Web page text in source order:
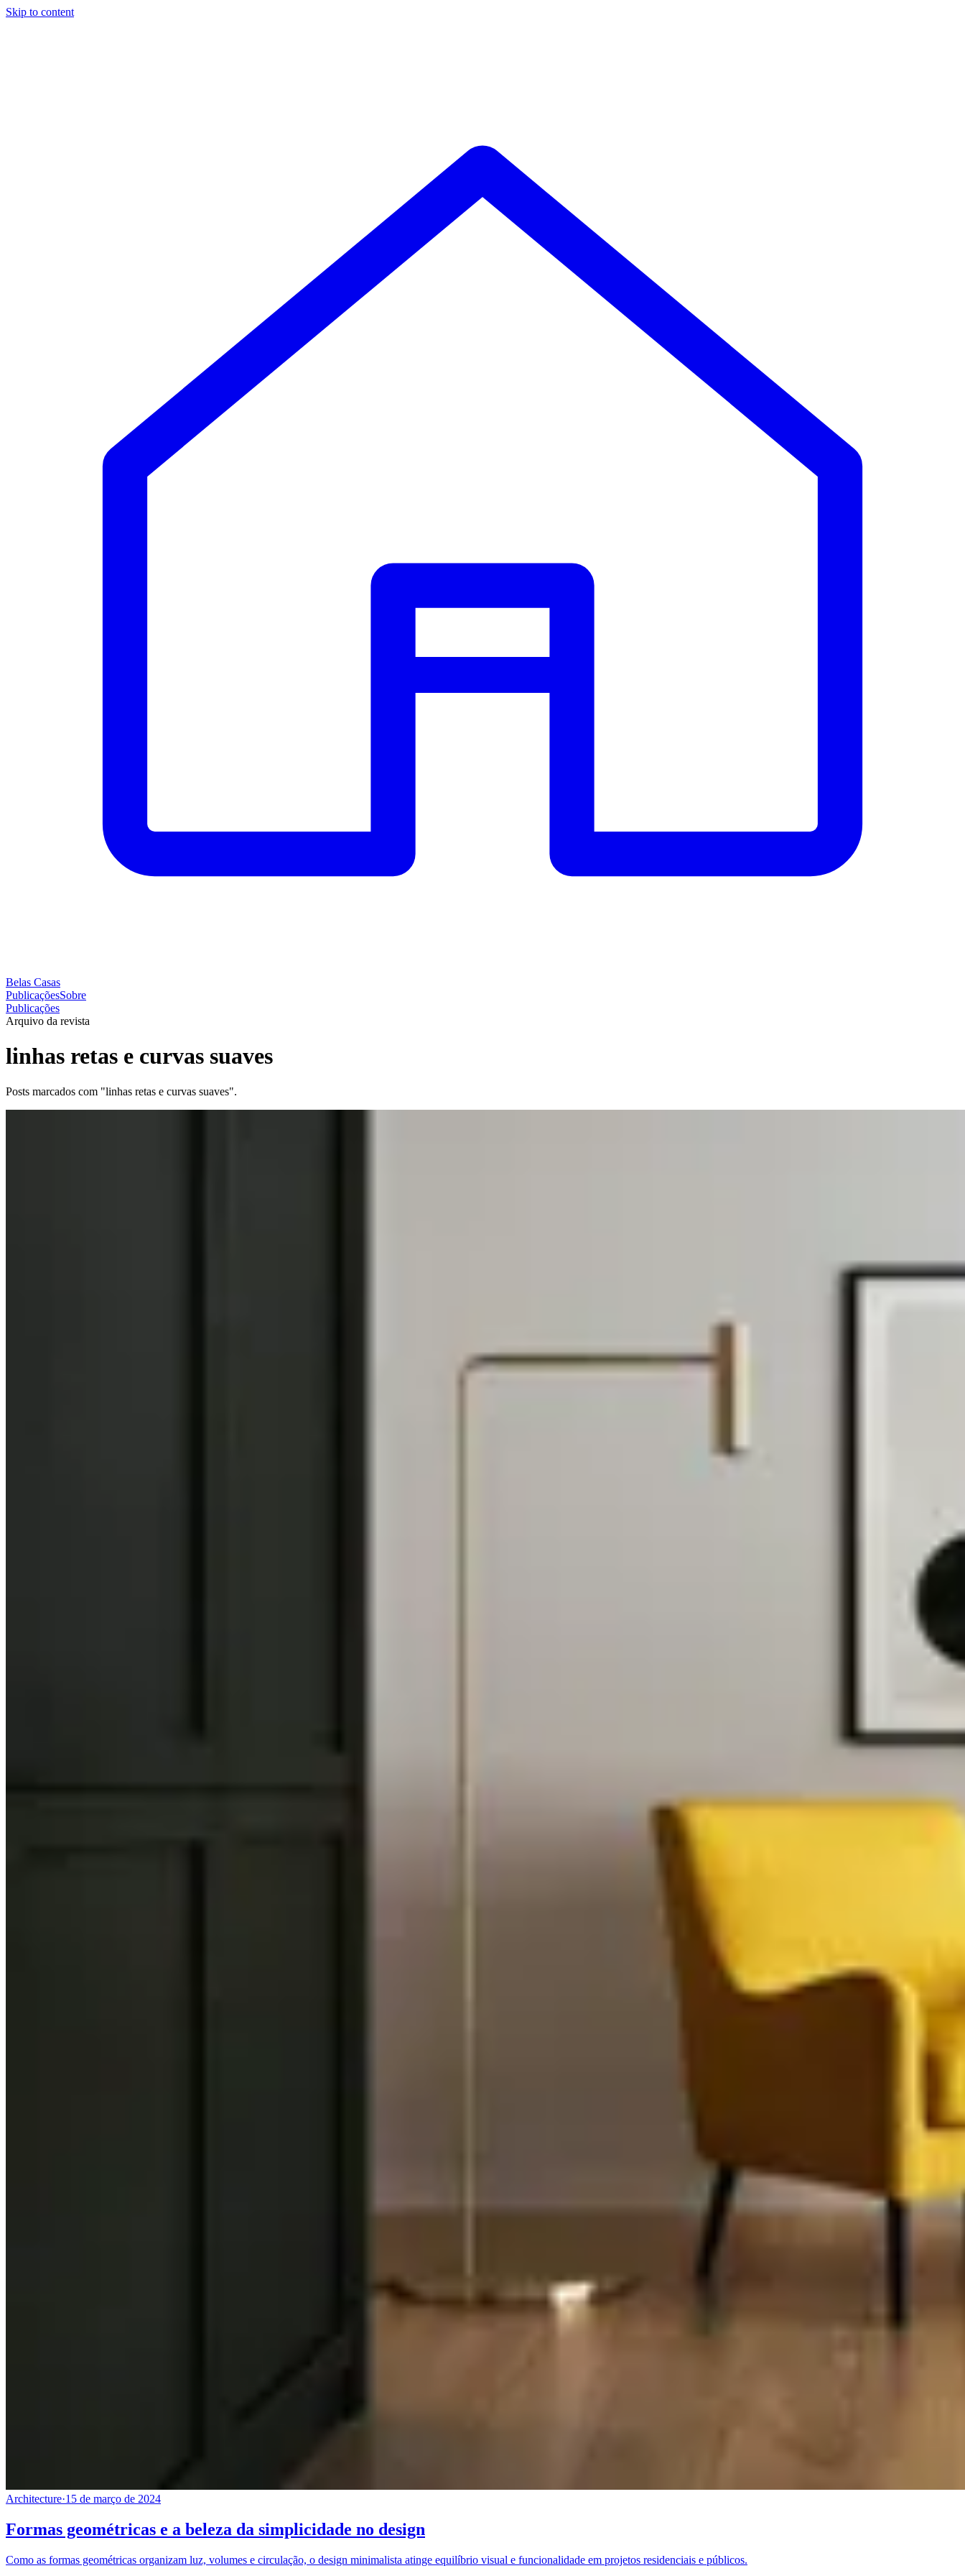
Skip to content
Belas Casas
PublicaçõesSobre
Publicações
Arquivo da revista
linhas retas e curvas suaves
Posts marcados com "linhas retas e curvas suaves".
Architecture·15 de março de 2024
Formas geométricas e a beleza da simplicidade no design
Como as formas geométricas organizam luz, volumes e circulação, o design minimalista atinge equilíbrio visual e funcionalidade em projetos residenciais e públicos.